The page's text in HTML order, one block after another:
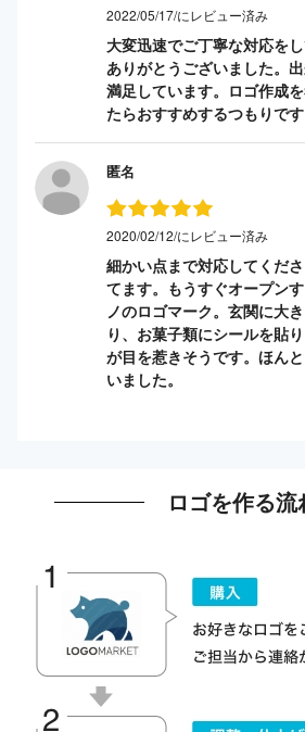
2022/05/17/にレビュー済み
大変迅速でご丁寧な対応を
ありがとうございました。
満足しています。ロゴ作成
たらおすすめするつもりです
匿名
2020/02/12/にレビュー済み
細かい点まで対応してくだ
てます。もうすぐオープン
ノのロゴマーク。玄関に大
り、お菓子類にシールを貼
が目を惹きそうです。ほん
いました。
ロゴを作る流